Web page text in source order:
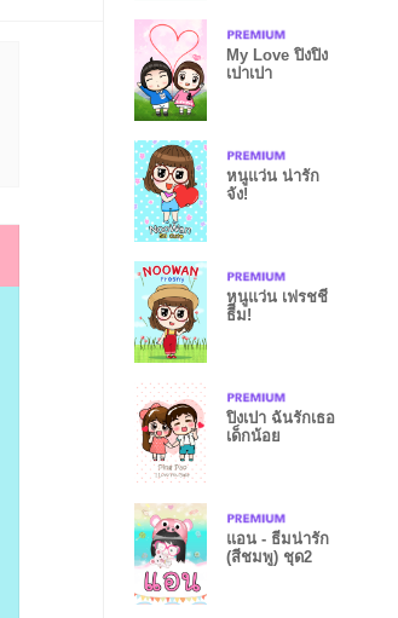
My Love ปิงปิง
เปาเปา
หนูแว่น น่ารัก
จัง!
หนูแว่น เฟรชชี่
ธีีม!
ปิงเปา ฉันรักเธอ
เด็กน้อย
แอน - ธีมน่ารัก
(สีชมพู) ชุด2